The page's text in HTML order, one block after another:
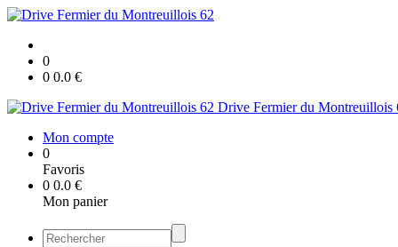
0
0 0.0 €
Drive Fermier du Montreuillois
Mon compte
0
Favoris
0 0.0 €
Mon panier